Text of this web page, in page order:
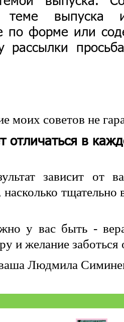
теме выпуска
по форме или
рассылки
моих советов не
отличаться в
зависит от
насколько
у вас быть -
и желание заботься
Людмила